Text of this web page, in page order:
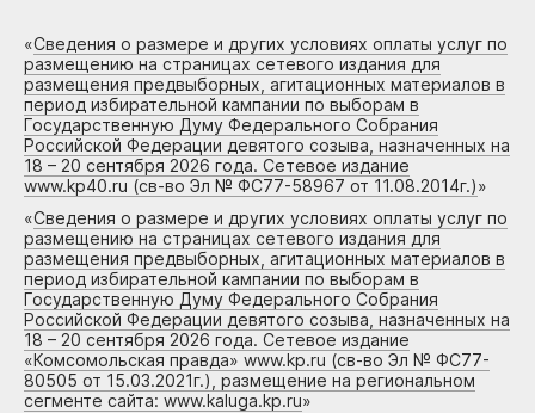
«Сведения о размере и других условиях оплаты услуг по
размещению на страницах сетевого издания для
размещения предвыборных, агитационных материалов в
период избирательной кампании по выборам в
Государственную Думу Федерального Собрания
Российской Федерации девятого созыва, назначенных на
18 – 20 сентября 2026 года. Сетевое издание
www.kp40.ru (св-во Эл № ФС77-58967 от 11.08.2014г.)»
«Сведения о размере и других условиях оплаты услуг по
размещению на страницах сетевого издания для
размещения предвыборных, агитационных материалов в
период избирательной кампании по выборам в
Государственную Думу Федерального Собрания
Российской Федерации девятого созыва, назначенных на
18 – 20 сентября 2026 года. Сетевое издание
«Комсомольская правда» www.kp.ru (св-во Эл № ФС77-
80505 от 15.03.2021г.), размещение на региональном
сегменте сайта: www.kaluga.kp.ru»